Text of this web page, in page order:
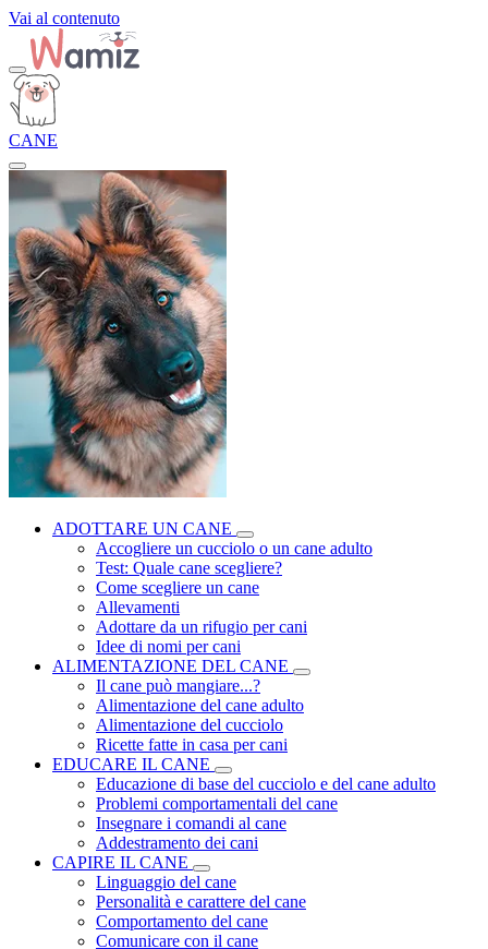
Vai al contenuto
CANE
ADOTTARE UN CANE
Accogliere un cucciolo o un cane adulto
Test: Quale cane scegliere?
Come scegliere un cane
Allevamenti
Adottare da un rifugio per cani
Idee di nomi per cani
ALIMENTAZIONE DEL CANE
Il cane può mangiare...?
Alimentazione del cane adulto
Alimentazione del cucciolo
Ricette fatte in casa per cani
EDUCARE IL CANE
Educazione di base del cucciolo e del cane adulto
Problemi comportamentali del cane
Insegnare i comandi al cane
Addestramento dei cani
CAPIRE IL CANE
Linguaggio del cane
Personalità e carattere del cane
Comportamento del cane
Comunicare con il cane